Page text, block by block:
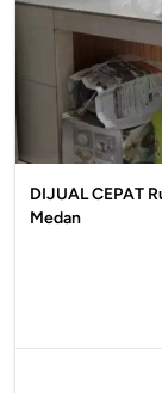
DIJUAL CEPAT
Medan